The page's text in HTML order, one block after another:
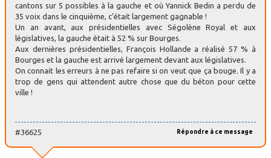
cantons sur 5 possibles à la gauche et où Yannick Bedin a perdu de
35 voix dans le cinquième, c’était largement gagnable !
Un an avant, aux présidentielles avec Ségolène Royal et aux
législatives, la gauche était à 52 % sur Bourges.
Aux dernières présidentielles, François Hollande a réalisé 57 % à
Bourges et la gauche est arrivé largement devant aux législatives.
On connait les erreurs à ne pas refaire si on veut que ça bouge. Il y a
trop de gens qui attendent autre chose que du béton pour cette
ville !
Répondre à ce message
#36625